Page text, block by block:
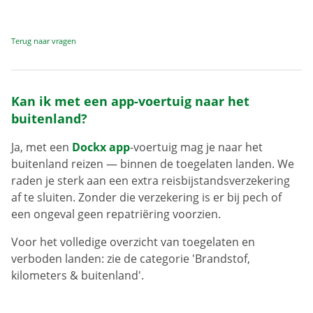
Terug naar vragen
Kan ik met een app-voertuig naar het
buitenland?
Ja, met een Dockx app-voertuig mag je naar het
buitenland reizen — binnen de toegelaten landen. We
raden je sterk aan een extra reisbijstandsverzekering
af te sluiten. Zonder die verzekering is er bij pech of
een ongeval geen repatriëring voorzien.
Voor het volledige overzicht van toegelaten en
verboden landen: zie de categorie 'Brandstof,
kilometers & buitenland'.